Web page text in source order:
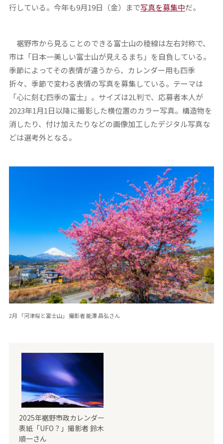
行している。今年も9月19日（金）まで写真を募集中だ。
裾野市から見ることのできる富士山の稜線は左右対称で、
市は「日本一美しい富士山が見えるまち」を自負している。
季節によってその表情が違うから、カレンダー用も四季
折々、季節で変わる表情の写真を募集している。テーマは
「心に刻む四季の富士」。サイズは2L判で、応募者本人が
2023年1月1日以降に撮影した横位置のカラー写真。構造物を
消したり、付け加えたりなどの画像加工したデジタル写真な
どは選考外となる。
2月 「河津桜と富士山」 撮影者 能澤 昌弘さん
2025年裾野市政カレンダー
表紙「UFO？」撮影者 鈴木
順一さん